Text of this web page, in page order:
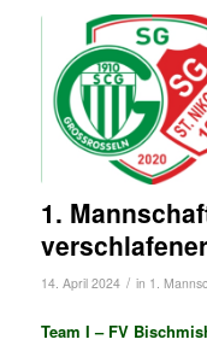
1.
14. April 2024 / in 1.
Team I – FV